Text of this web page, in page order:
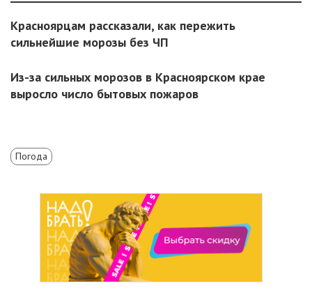
Красноярцам рассказали, как пережить
сильнейшие морозы без ЧП
Из-за сильных морозов в Красноярском крае
выросло число бытовых пожаров
Погода